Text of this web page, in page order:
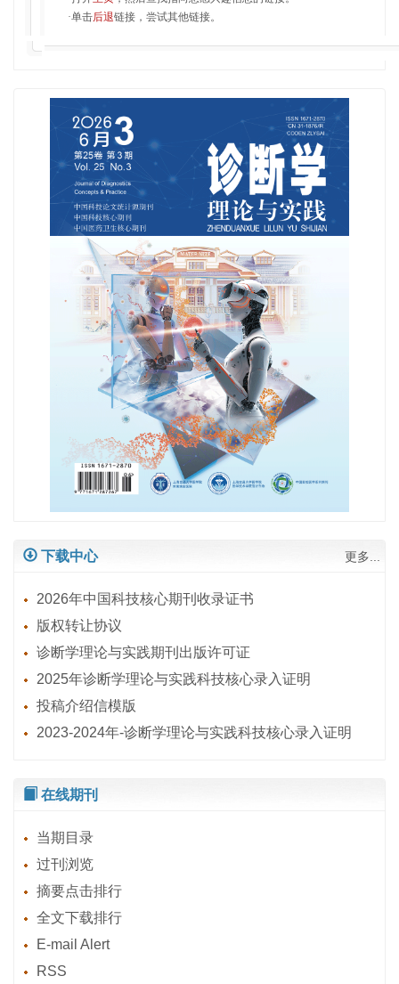
·单击后退链接，尝试其他链接。
下载中心 更多...
2026年中国科技核心期刊收录证书
版权转让协议
诊断学理论与实践期刊出版许可证
2025年诊断学理论与实践科技核心录入证明
投稿介绍信模版
2023-2024年-诊断学理论与实践科技核心录入证明
在线期刊
当期目录
过刊浏览
摘要点击排行
全文下载排行
E-mail Alert
RSS